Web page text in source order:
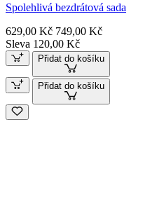
Spolehlivá bezdrátová sada
629,00 Kč 749,00 Kč
Sleva 120,00 Kč
Přidat do košíku
Přidat do košíku